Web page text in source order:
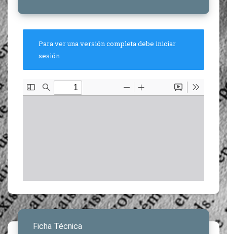
Para ver una versión completa debe iniciar
sesión
Ficha Técnica